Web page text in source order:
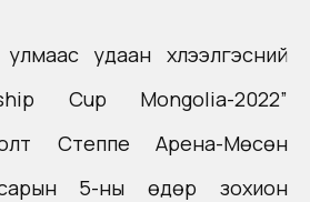
удаан хүлээлгэсний
Cup Mongolia-2022”
Степпе Арена-Мөсөн
5-ны өдөр зохион